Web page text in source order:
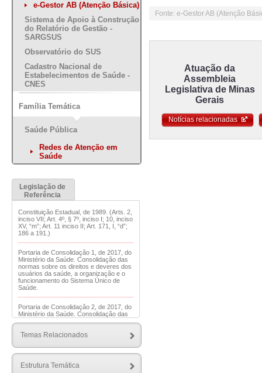
e-Gestor AB (Atenção Básica)
Sistema de Apoio à Construção
do Relatório de Gestão -
SARGSUS
Observatório do SUS
Cadastro Nacional de
Estabelecimentos de Saúde -
CNES
Família Temática
Saúde Pública
Redes de Atenção em
Saúde
Legislação de
Referência
Constituição Estadual, de 1989. (Arts. 2,
inciso VII; Art. 4º, § 7º, inciso I; 10, inciso
XV, “m”; Art. 11 inciso II; Art. 171, I, “d”;
186 a 191.)
Portaria de Consolidação 1, de 2017, do
Ministério da Saúde. Consolidação das
normas sobre os direitos e deveres dos
usuários da saúde, a organização e o
funcionamento do Sistema Único de
Saúde.
Portaria de Consolidação 2, de 2017, do
Ministério da Saúde. Consolidação das
Portaria de Consolidação 3, de 2017, do
Ministério da Saúde. Consolidação das
normas sobre as redes do Sistema
Único de Saúde.
Temas Relacionados
Estrutura Temática
Fonte: e-Gestor AB (Atenção
Atuação da
Assembleia
Legislativa de Minas
Gerais
Notícias relacionadas